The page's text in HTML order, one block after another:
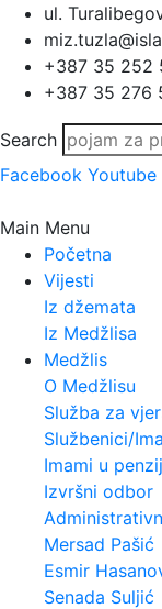
ul.
+387 35 252
+387 35 276
Search
Facebook Youtube
Main Menu
Početna
Vijesti
Iz džemata
Iz Medžlisa
Medžlis
O Medžlisu
Služba za
Službenici/
Imami u
Izvršni odbor
Mersad Pašić
Esmir
Senada Suljić